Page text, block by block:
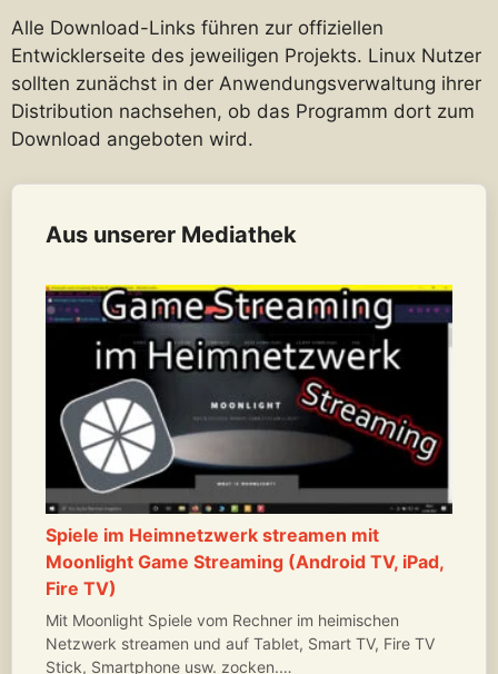
Alle Download-Links führen zur offiziellen
Entwicklerseite des jeweiligen Projekts. Linux Nutzer
sollten zunächst in der Anwendungsverwaltung ihrer
Distribution nachsehen, ob das Programm dort zum
Download angeboten wird.
Aus unserer Mediathek
Spiele im Heimnetzwerk streamen mit
Moonlight Game Streaming (Android TV, iPad,
Fire TV)
Mit Moonlight Spiele vom Rechner im heimischen
Netzwerk streamen und auf Tablet, Smart TV, Fire TV
Stick, Smartphone usw. zocken.…